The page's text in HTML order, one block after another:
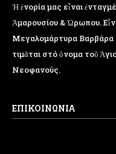
Ἡ ἐνορία μας εἶναι
Ἁμαρουσίου & Ὠρωπου.
Μεγαλομάρτυρα Βαρβάρα
τιμᾶται στό ὄνομα τοῦ
Νεοφανούς.
ΕΠΙΚΟΙΝΩΝΙΑ